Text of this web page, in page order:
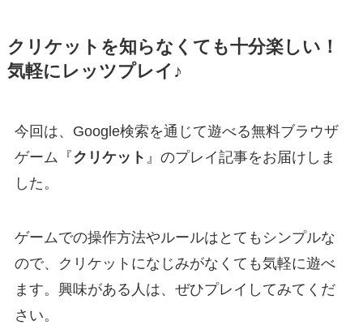
クリケットを知らなくても十分楽しい！
気軽にレッツプレイ♪
今回は、Google検索を通じて遊べる無料ブラウザ
ゲーム『クリケット 』のプレイ記事をお届けしま
した。
ゲームでの操作方法やルールはとてもシンプルな
ので、クリケットになじみがなくても気軽に遊べ
ます。興味がある人は、ぜひプレイしてみてくだ
さい。